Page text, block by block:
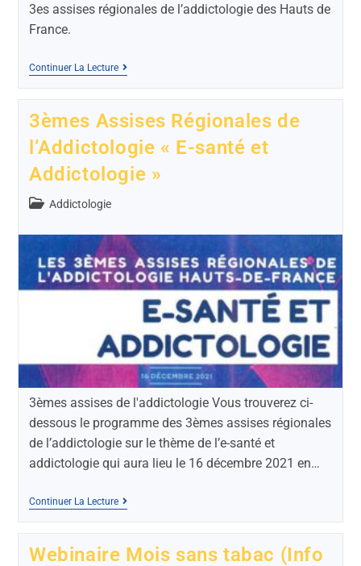
3es assises régionales de l’addictologie des Hauts de
France.
Continuer La Lecture
3èmes Assises Régionales de
l’Addictologie « E-santé et
Addictologie »
Addictologie
3èmes assises de l'addictologie Vous trouverez ci-
dessous le programme des 3èmes assises régionales
de l’addictologie sur le thème de l’e-santé et
addictologie qui aura lieu le 16 décembre 2021 en…
Continuer La Lecture
Webinaire Mois sans tabac (Info